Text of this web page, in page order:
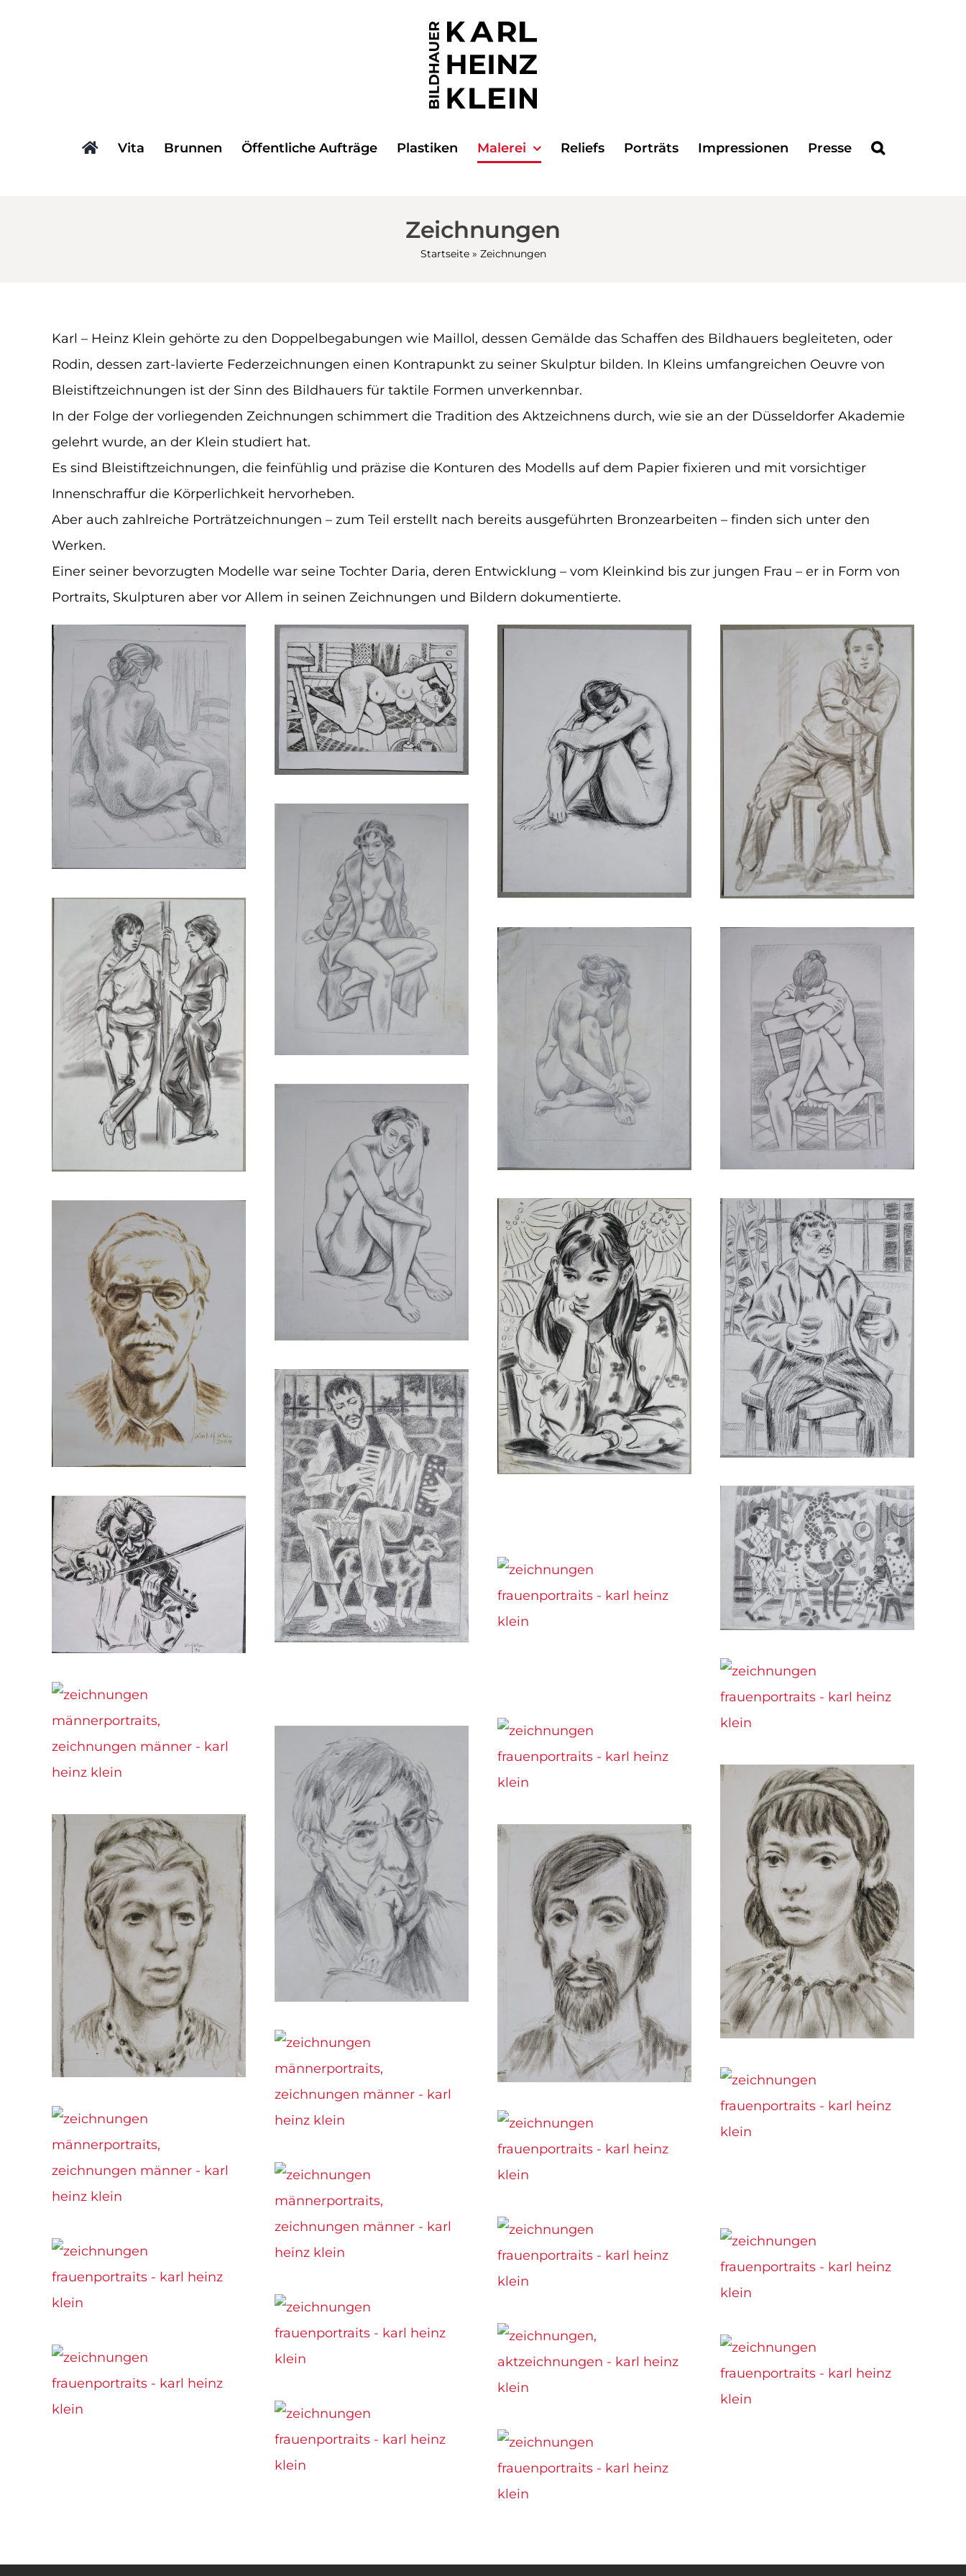
Vita Brunnen Öffentliche Aufträge Plastiken Malerei Reliefs Porträts Impressionen Presse
Zeichnungen
Startseite» Zeichnungen
Karl – Heinz Klein gehörte zu den Doppelbegabungen wie Maillol, dessen Gemälde das Schaffen des Bildhauers begleiteten, oder
Rodin, dessen zart-lavierte Federzeichnungen einen Kontrapunkt zu seiner Skulptur bilden. In Kleins umfangreichen Oeuvre von
Bleistiftzeichnungen ist der Sinn des Bildhauers für taktile Formen unverkennbar.
In der Folge der vorliegenden Zeichnungen schimmert die Tradition des Aktzeichnens durch, wie sie an der Düsseldorfer Akademie
gelehrt wurde, an der Klein studiert hat.
Es sind Bleistiftzeichnungen, die feinfühlig und präzise die Konturen des Modells auf dem Papier fixieren und mit vorsichtiger
Innenschraffur die Körperlichkeit hervorheben.
Aber auch zahlreiche Porträtzeichnungen – zum Teil erstellt nach bereits ausgeführten Bronzearbeiten – finden sich unter den
Werken.
Einer seiner bevorzugten Modelle war seine Tochter Daria, deren Entwicklung – vom Kleinkind bis zur jungen Frau – er in Form von
Portraits, Skulpturen aber vor Allem in seinen Zeichnungen und Bildern dokumentierte.